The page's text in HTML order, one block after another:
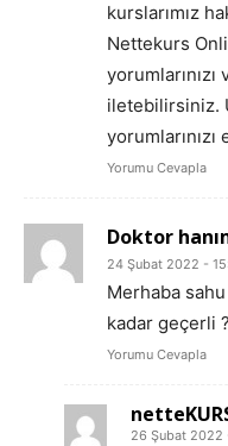
kurslarımız
Nettekurs
iletebilirsiniz.
yorumlarınızı
Yorumu Cevapla
Doktor
24 Şubat 2022 -
Merhaba
kadar geçerli ?
Yorumu Cevapla
26 Şubat 2022